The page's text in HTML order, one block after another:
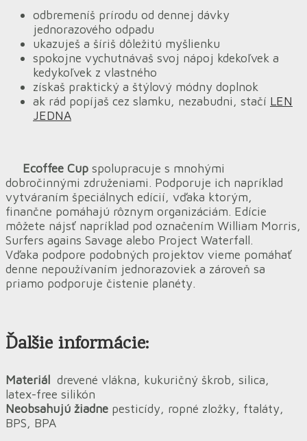
odbremeníš prírodu od dennej dávky
jednorazového odpadu
ukazuješ a šíriš dôležitú myšlienku
spokojne vychutnávaš svoj nápoj kdekoľvek a
kedykoľvek z vlastného
získaš praktický a štýlový módny doplnok
ak rád popíjaš cez slamku, nezabudni, stačí LEN
JEDNA
Ecoffee Cup spolupracuje s mnohými
dobročinnými združeniami. Podporuje ich napríklad
vytváraním špeciálnych edícií, vďaka ktorým,
finančne pomáhajú rôznym organizáciám. Edície
môžete nájsť napríklad pod označením William Morris,
Surfers agains Savage alebo Project Waterfall.
Vďaka podpore podobných projektov vieme pomáhať
denne nepoužívaním jednorazoviek a zároveň sa
priamo podporuje čistenie planéty.
Ďalšie informácie:
Materiál drevené vlákna, kukuričný škrob, silica,
latex-free silikón
Neobsahujú žiadne pesticídy, ropné zložky, ftaláty,
BPS, BPA